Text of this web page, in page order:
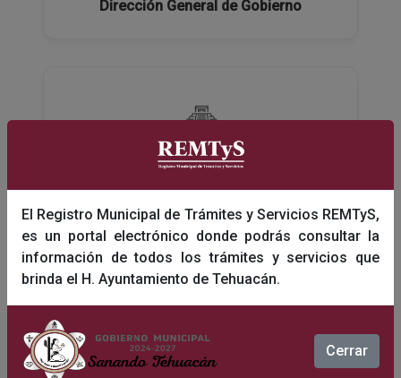
El Registro Municipal de Trámites y Servicios REMTyS,
es un portal electrónico donde podrás consultar la
información de todos los trámites y servicios que
brinda el H. Ayuntamiento de Tehuacán.
Cerrar
Dirección General de Gobierno
Ecología y Medio Ambiente